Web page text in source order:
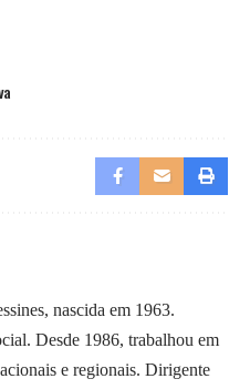
nascida em 1963.
Desde 1986, trabalhou em
e regionais. Dirigente